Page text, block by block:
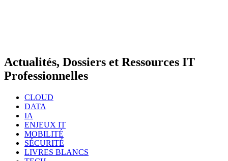
Actualités, Dossiers et Ressources IT
Professionnelles
CLOUD
DATA
IA
ENJEUX IT
MOBILITÉ
SÉCURITÉ
LIVRES BLANCS